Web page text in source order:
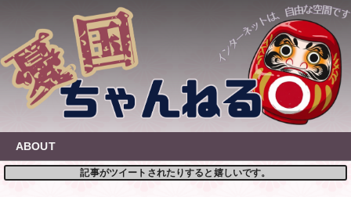
content
ABOUT
記事がツイートされたりすると嬉しいです。